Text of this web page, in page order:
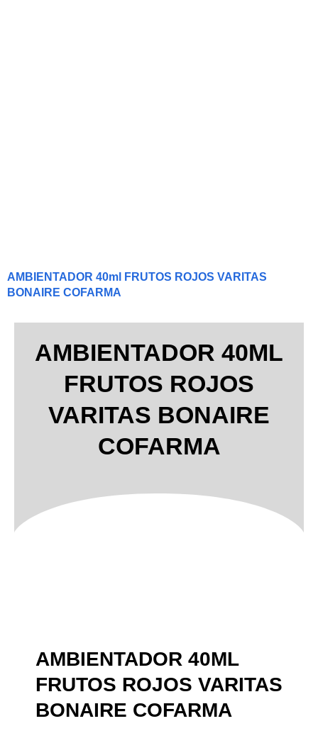
AMBIENTADOR 40ml FRUTOS ROJOS VARITAS
BONAIRE COFARMA
AMBIENTADOR 40ML
FRUTOS ROJOS
VARITAS BONAIRE
COFARMA
AMBIENTADOR 40ML
FRUTOS ROJOS VARITAS
BONAIRE COFARMA